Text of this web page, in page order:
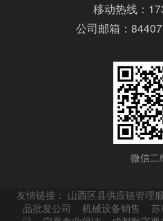
移动热线：
公司邮箱：
微信二
友情链接： 山西区县供应链管理
品批发公司
机械设备销售